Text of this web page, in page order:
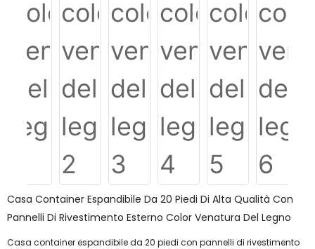
Casa Container Espandibile Da 20 Piedi Di Alta Qualità Con
Pannelli Di Rivestimento Esterno Color Venatura Del Legno
Casa container espandibile da 20 piedi con pannelli di rivestimento